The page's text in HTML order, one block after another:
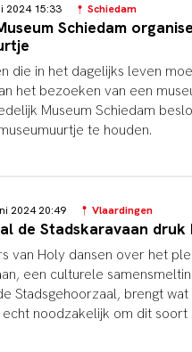
2024 15:33 Schiedam
Schiedam
die in het dagelijks leven
het bezoeken van een
Museum Schiedam
te houden.
2024 20:49 Vlaardingen
de Stadskaravaan
van Holy dansen over het
een culturele
Stadsgehoorzaal, brengt
noodzakelijk om dit soort